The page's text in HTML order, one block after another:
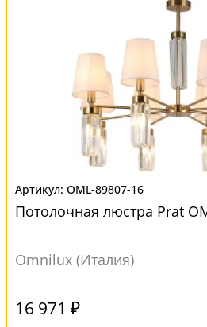
OML-89807-16
Потолочная люстра Prat
Omnilux (Италия)
16 971 ₽